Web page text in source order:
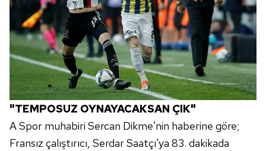
"TEMPOSUZ OYNAYACAKSAN ÇIK"
A Spor muhabiri Sercan Dikme'nin haberine göre;
Fransız çalıştırıcı, Serdar Saatçı'ya 83. dakikada